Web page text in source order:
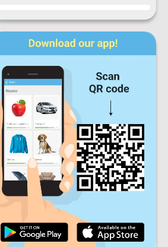
Прогресс
Пн Ср Чт
Сб Вс
Ежедневный прогресс
Ежемесячный прогресс
Общий прогресс